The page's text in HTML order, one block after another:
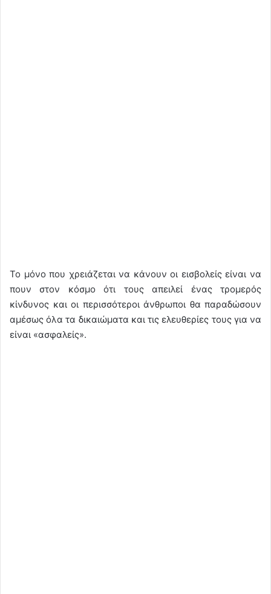
Το μόνο που χρειάζεται να κάνουν οι εισβολείς είναι να
πουν στον κόσμο ότι τους απειλεί ένας τρομερός
κίνδυνος και οι περισσότεροι άνθρωποι θα παραδώσουν
αμέσως όλα τα δικαιώματα και τις ελευθερίες τους για να
είναι «ασφαλείς».